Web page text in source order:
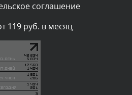
виден после проверки
соглашение
119 руб. в месяц